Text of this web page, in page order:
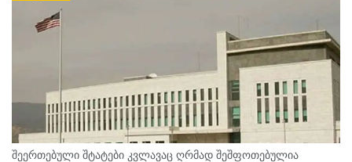
შეერთებული შტატები კვლავაც ღრმად შეშფოთებულია